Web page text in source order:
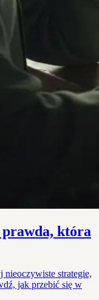
która
strategie,
jak przebić się w